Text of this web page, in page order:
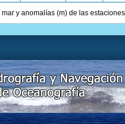
y anomalías (m) de las